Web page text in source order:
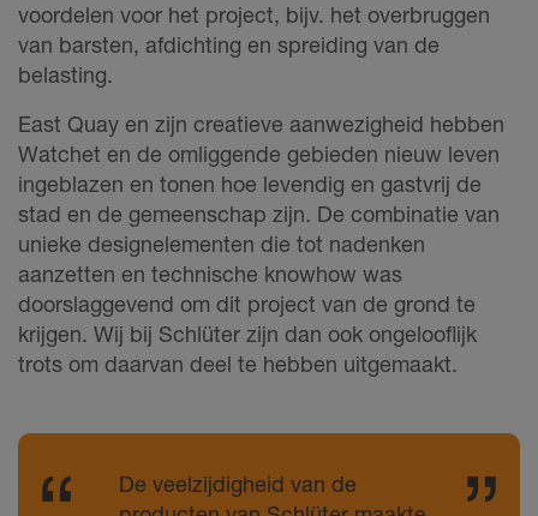
voordelen voor het project, bijv. het overbruggen
van barsten, afdichting en spreiding van de
belasting.
East Quay en zijn creatieve aanwezigheid hebben
Watchet en de omliggende gebieden nieuw leven
ingeblazen en tonen hoe levendig en gastvrij de
stad en de gemeenschap zijn. De combinatie van
unieke designelementen die tot nadenken
aanzetten en technische knowhow was
doorslaggevend om dit project van de grond te
krijgen. Wij bij Schlüter zijn dan ook ongelooflijk
trots om daarvan deel te hebben uitgemaakt.
De veelzijdigheid van de